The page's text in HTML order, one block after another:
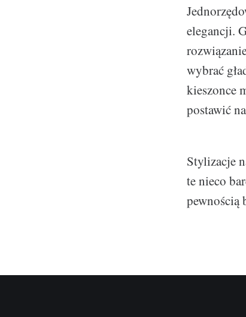
elegancji.
wybrać
kieszonce
postawić
Stylizacje
te nieco
pewnością